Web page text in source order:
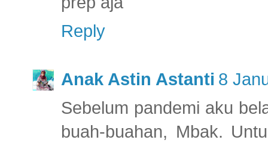
Reply
Anak Astin Astanti 8
Sebelum pandemi aku
buah-buahan, Mbak.